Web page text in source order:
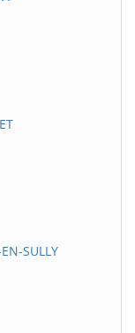
SULLY